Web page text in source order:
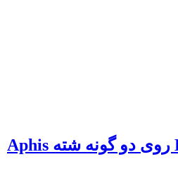
اثر دما بر ترجیح غذایی حشرات کامل و لارو سن چهارم کفشدوزک Hippodamia variegata (Col: Coccinellidae) روی دو گونه شته Aphis